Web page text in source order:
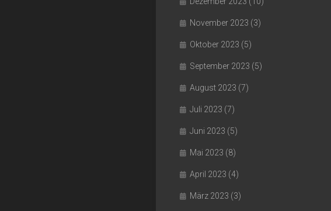
November 2023 (3)
Oktober 2023 (5)
September 2023 (5)
August 2023 (7)
Juli 2023 (7)
Juni 2023 (5)
Mai 2023 (8)
April 2023 (4)
März 2023 (3)